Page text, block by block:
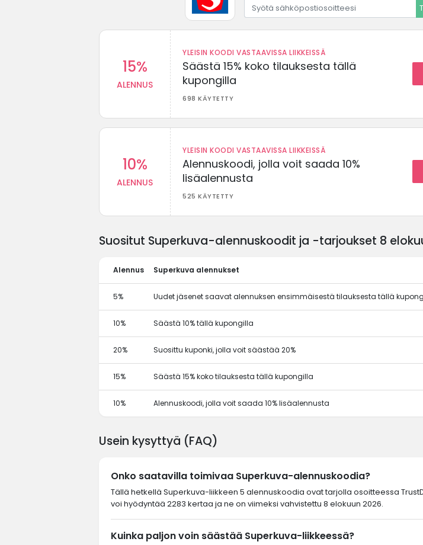
15%
ALENNUS
YLEISIN KOODI VASTAAVISSA LIIKKEISSÄ
Säästä 15% koko tilauksesta tällä
kupongilla
698 KÄYTETTY
10%
ALENNUS
YLEISIN KOODI VASTAAVISSA LIIKKEISSÄ
Alennuskoodi, jolla voit saada 10%
lisäalennusta
525 KÄYTETTY
Suositut Superkuva-alennuskoodit ja -tarjoukset 8
Alennus Superkuva alennukset
5% Uudet jäsenet saavat alennuksen ensimmäisestä tilauksesta tällä
10% Säästä 10% tällä kupongilla
20% Suosittu kuponki, jolla voit säästää 20%
15% Säästä 15% koko tilauksesta tällä kupongilla
10% Alennuskoodi, jolla voit saada 10% lisäalennusta
Usein kysyttyä (FAQ)
Onko saatavilla toimivaa Superkuva-alennuskoodia?
Tällä hetkellä Superkuva-liikkeen 5 alennuskoodia ovat tarjolla osoitteessa
voi hyödyntää 2283 kertaa ja ne on viimeksi vahvistettu 8 elokuun 2026.
Kuinka paljon voin säästää Superkuva-liikkeessä?